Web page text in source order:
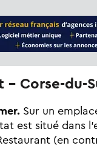
- Corse-du-
Sur un
est situé dans
(en